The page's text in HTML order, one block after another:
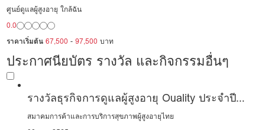
ศูนย์ดูแลผู้สูงอายุ ใกล้ฉัน
0.0
ราคาเริ่มต้น 67,500 -97,500 บาท
ประกาศนียบัตร รางวัล และกิจกรรมอื่นๆ
รางวัลธุรกิจการดูแลผู้สูงอายุ Ouality ประจำปี
2022
สมาคมการค้าและการบริการสุขภาพผู้สูงอายุไทย